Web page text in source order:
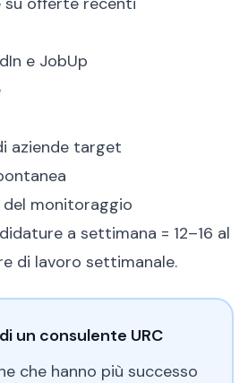
e JobUp
aziende target
monitoraggio
a settimana = 12–16 al
di lavoro settimanale.
un consulente URC
che hanno più successo